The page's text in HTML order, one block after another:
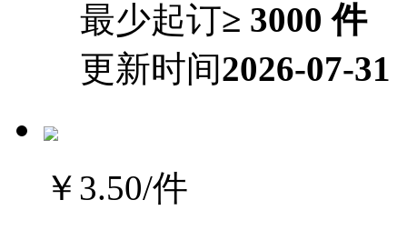
最少起订≥ 3000 件
更新时间2026-07-31
￥3.50/件